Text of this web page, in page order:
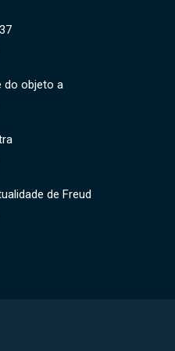
do objeto a
de Freud